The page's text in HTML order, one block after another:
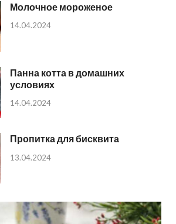
Молочное мороженое
14.04.2024
Панна котта в домашних
условиях
14.04.2024
Пропитка для бисквита
13.04.2024